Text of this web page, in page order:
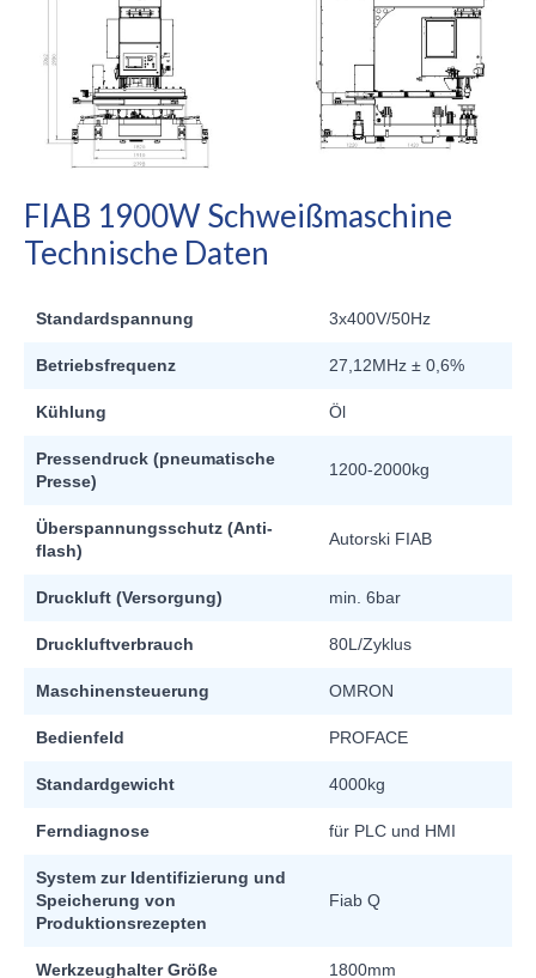
FIAB 1900W Schweißmaschine
Technische Daten
Standardspannung 3x400V/50Hz
Betriebsfrequenz 27,12MHz ± 0,6%
Kühlung Öl
Pressendruck (pneumatische
Presse)
1200-2000kg
Überspannungsschutz (Anti-
flash)
Autorski FIAB
Druckluft (Versorgung) min. 6bar
Druckluftverbrauch 80L/Zyklus
Maschinensteuerung OMRON
Bedienfeld PROFACE
Standardgewicht 4000kg
Ferndiagnose für PLC und HMI
System zur Identifizierung und
Speicherung von
Produktionsrezepten
Fiab Q
Werkzeughalter Größe 1800mm